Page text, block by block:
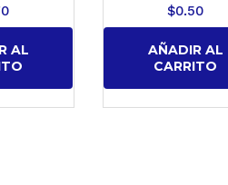
AL
$0.50
AÑADIR AL
CARRITO